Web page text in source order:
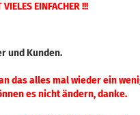
EINFACHER !!!
und Kunden.
das alles mal wieder ein
es nicht ändern, danke.
Führungsdorn/Mandrel .17 / 4,5
.17